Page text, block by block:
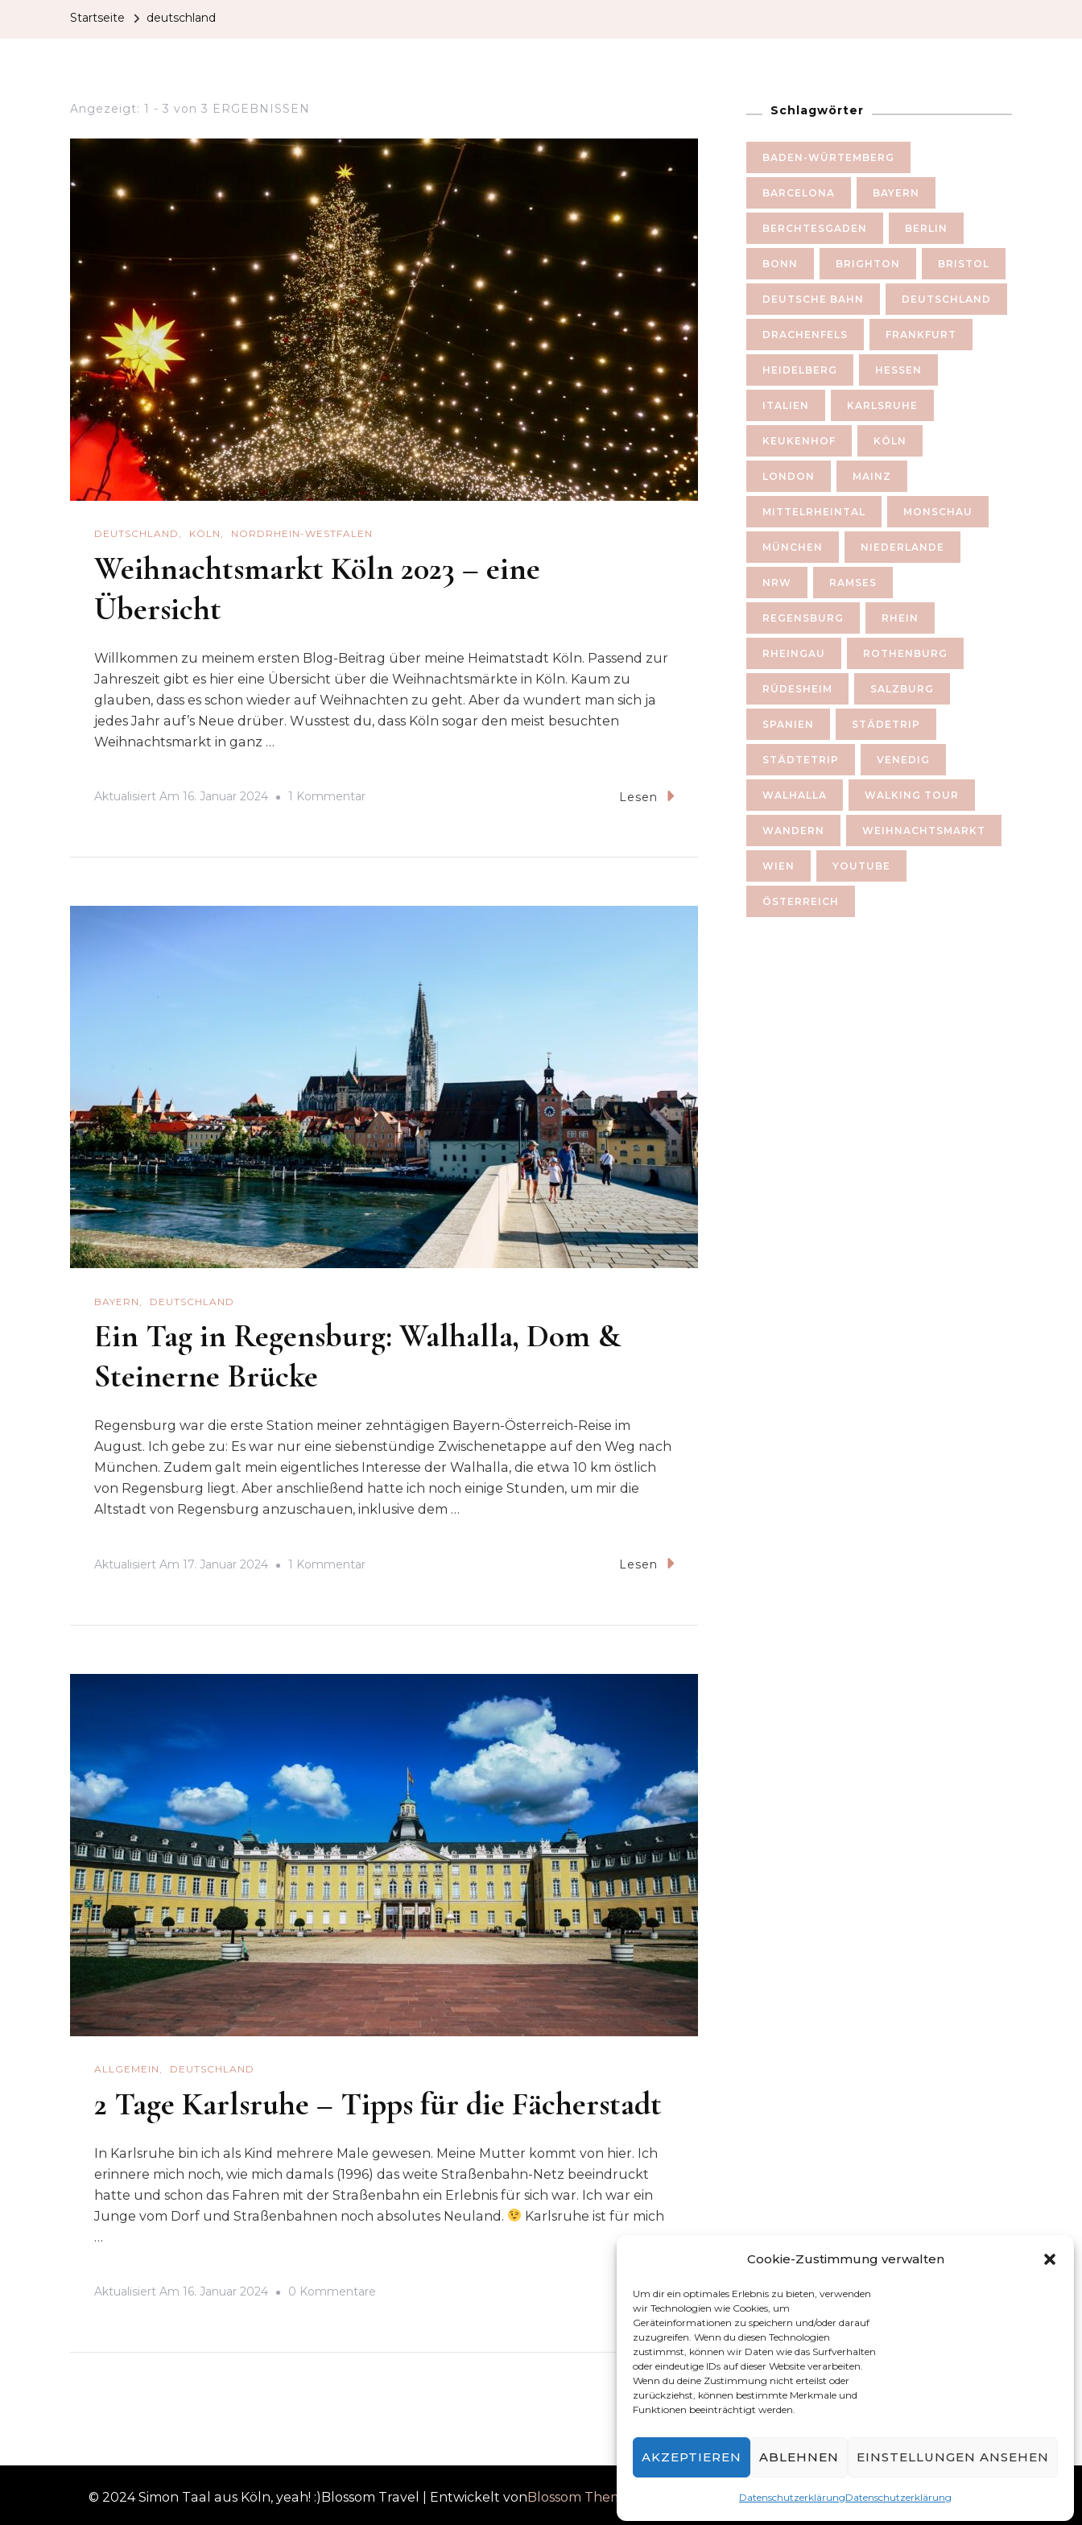
Cookie-Zustimmung verwalten
Um dir ein optimales Erlebnis zu bieten, verwenden
wir Technologien wie Cookies, um
Geräteinformationen zu speichern und/oder darauf
zuzugreifen. Wenn du diesen Technologien
zustimmst, können wir Daten wie das Surfverhalten
oder eindeutige IDs auf dieser Website verarbeiten.
Wenn du deine Zustimmung nicht erteilst oder
zurückziehst, können bestimmte Merkmale und
Funktionen beeinträchtigt werden.
AKZEPTIEREN ABLEHNEN EINSTELLUNGEN ANSEHEN
DatenschutzerklärungDatenschutzerklärung
Startseite deutschland
Angezeigt: 1 - 3 von 3 ERGEBNISSEN
DEUTSCHLAND KÖLN NORDRHEIN-WESTFALEN
Weihnachtsmarkt Köln 2023 – eine
Übersicht
Willkommen zu meinem ersten Blog-Beitrag über meine Heimatstadt Köln. Passend zur
Jahreszeit gibt es hier eine Übersicht über die Weihnachtsmärkte in Köln. Kaum zu
glauben, dass es schon wieder auf Weihnachten zu geht. Aber da wundert man sich ja
jedes Jahr auf’s Neue drüber. Wusstest du, dass Köln sogar den meist besuchten
Weihnachtsmarkt in ganz …
Aktualisiert Am 16. Januar 2024 1 KommentarZu
Lesen
BAYERN DEUTSCHLAND
Ein Tag in Regensburg: Walhalla, Dom &
Steinerne Brücke
Regensburg war die erste Station meiner zehntägigen Bayern-Österreich-Reise im
August. Ich gebe zu: Es war nur eine siebenstündige Zwischenetappe auf den Weg nach
München. Zudem galt mein eigentliches Interesse der Walhalla, die etwa 10 km östlich
von Regensburg liegt. Aber anschließend hatte ich noch einige Stunden, um mir die
Altstadt von Regensburg anzuschauen, inklusive dem …
Aktualisiert Am 17. Januar 2024 1 KommentarZu
Lesen
ALLGEMEIN DEUTSCHLAND
2 Tage Karlsruhe – Tipps für die Fächerstadt
In Karlsruhe bin ich als Kind mehrere Male gewesen. Meine Mutter kommt von hier. Ich
erinnere mich noch, wie mich damals (1996) das weite Straßenbahn-Netz beeindruckt
hatte und schon das Fahren mit der Straßenbahn ein Erlebnis für sich war. Ich war ein
Junge vom Dorf und Straßenbahnen noch absolutes Neuland.
Karlsruhe ist für mich
…
Aktualisiert Am 16. Januar 2024 0 Kommentare Lesen
Schlagwörter
BADEN-WÜRTEMBERG
BARCELONA BAYERN
BERCHTESGADEN BERLIN
BONN BRIGHTON BRISTOL
DEUTSCHE BAHN DEUTSCHLAND
DRACHENFELS FRANKFURT
HEIDELBERG HESSEN
ITALIEN KARLSRUHE
KEUKENHOF KÖLN
LONDON MAINZ
MITTELRHEINTAL MONSCHAU
MÜNCHEN NIEDERLANDE
NRW RAMSES
REGENSBURG RHEIN
RHEINGAU ROTHENBURG
RÜDESHEIM SALZBURG
SPANIEN STÄDETRIP
STÄDTETRIP VENEDIG
WALHALLA WALKING TOUR
WANDERN WEIHNACHTSMARKT
WIEN YOUTUBE
ÖSTERREICH
© 2024 Simon Taal aus Köln, yeah! :) Blossom Travel | Entwickelt von Blossom Themes . Bereitgestellt vonWordPress.Datenschutzerklärung